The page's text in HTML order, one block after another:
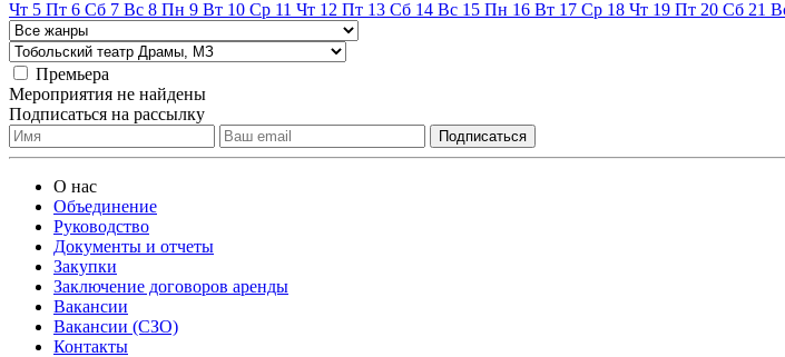
Чт 5 Пт 6 Сб 7 Вс 8 Пн 9 Вт 10 Ср 11 Чт 12 Пт 13 Сб 14 Вс 15 Пн 16 Вт 17 Ср 18 Чт 19 Пт 20 Сб 21
Премьера
Мероприятия не найдены
Подписаться на рассылку
О нас
Объединение
Руководство
Документы и отчеты
Закупки
Заключение договоров аренды
Вакансии
Вакансии (СЗО)
Контакты